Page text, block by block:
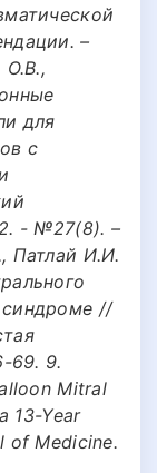
–
О.В.,
для
с
- №27(8). –
Патлай И.И.
синдроме //
69. 9.
Mitral
13-Year
of Medicine.